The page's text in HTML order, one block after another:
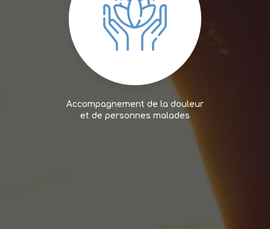
Accompagnement de la douleur
et de personnes malades